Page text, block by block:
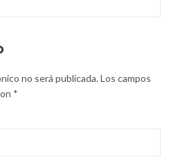
no será publicada.Los campos
*